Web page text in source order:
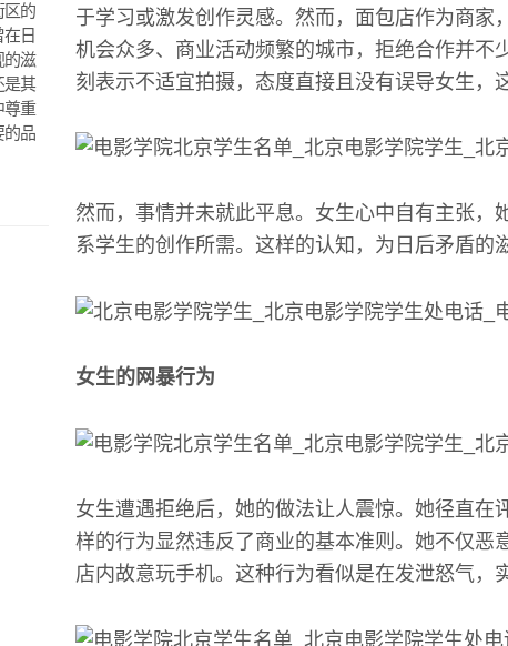
区的
日
的滋
是其
尊重
的品
于学习或激发创作灵感。然而，面包店作为商家
机会众多、商业活动频繁的城市，拒绝合作并不
刻表示不适宜拍摄，态度直接且没有误导女生，
然而，事情并未就此平息。女生心中自有主张，
系学生的创作所需。这样的认知，为日后矛盾的
女生的网暴行为
女生遭遇拒绝后，她的做法让人震惊。她径直在
样的行为显然违反了商业的基本准则。她不仅恶
店内故意玩手机。这种行为看似是在发泄怒气，